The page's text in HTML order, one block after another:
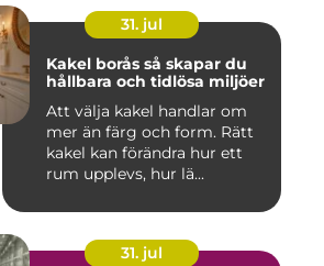
31. jul
Kakel borås så skapar du
hållbara och tidlösa miljöer
Att välja kakel handlar om
mer än färg och form. Rätt
kakel kan förändra hur ett
rum upplevs, hur lä...
31. jul